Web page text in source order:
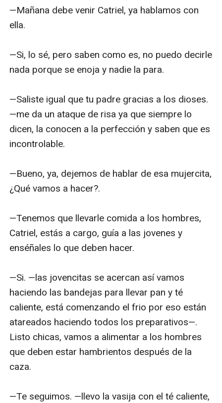
—Mañana debe venir Catriel, ya hablamos con
ella.
—Si, lo sé, pero saben como es, no puedo decirle
nada porque se enoja y nadie la para.
—Saliste igual que tu padre gracias a los dioses.
—me da un ataque de risa ya que siempre lo
dicen, la conocen a la perfección y saben que es
incontrolable.
—Bueno, ya, dejemos de hablar de esa mujercita,
¿Qué vamos a hacer?.
—Tenemos que llevarle comida a los hombres,
Catriel, estás a cargo, guía a las jovenes y
enséñales lo que deben hacer.
—Si. —las jovencitas se acercan así vamos
haciendo las bandejas para llevar pan y té
caliente, está comenzando el frio por eso están
atareados haciendo todos los preparativos—.
Listo chicas, vamos a alimentar a los hombres
que deben estar hambrientos después de la
caza.
—Te seguimos. —llevo la vasija con el té caliente,